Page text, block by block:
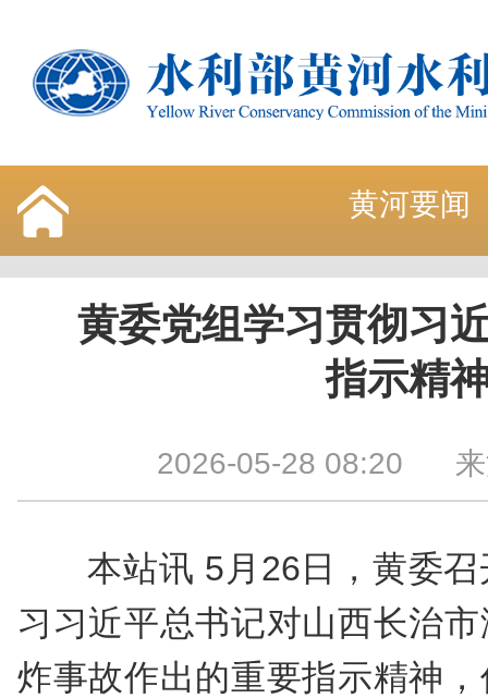
黄河要闻
黄委党组学习贯彻习
指示精
2026-05-28 08:20 来
本站讯 5月26日，黄委
习习近平总书记对山西长治
炸事故作出的重要指示精神